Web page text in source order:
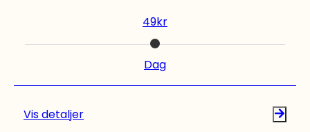
vibrasjoner. Bor eller meisler kjøpes separat.
Trenger du leie verktøy og maskiner til andre
prosjekter? Vi har verktøyutleie med alt det du
trenger til dine hjemmeprosjekter, både Bosch-
verktøy og Ryobi-verktøy for å nevne noen.
Sjekk vårt utvalg.
49kr
Dag
Vis detaljer